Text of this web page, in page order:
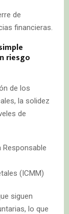
de
financieras.
riesgo
de los
la solidez
de
Responsable
(ICMM)
siguen
lo que